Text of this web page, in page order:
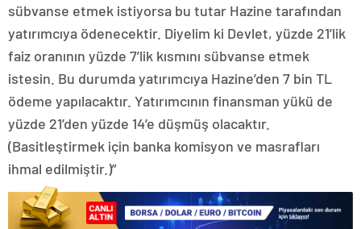
sübvanse etmek istiyorsa bu tutar Hazine tarafından
yatırımcıya ödenecektir. Diyelim ki Devlet, yüzde 21’lik
faiz oranının yüzde 7’lik kısmını sübvanse etmek
istesin. Bu durumda yatırımcıya Hazine’den 7 bin TL
ödeme yapılacaktır. Yatırımcının finansman yükü de
yüzde 21’den yüzde 14’e düşmüş olacaktır.
(Basitleştirmek için banka komisyon ve masrafları
ihmal edilmiştir.)”